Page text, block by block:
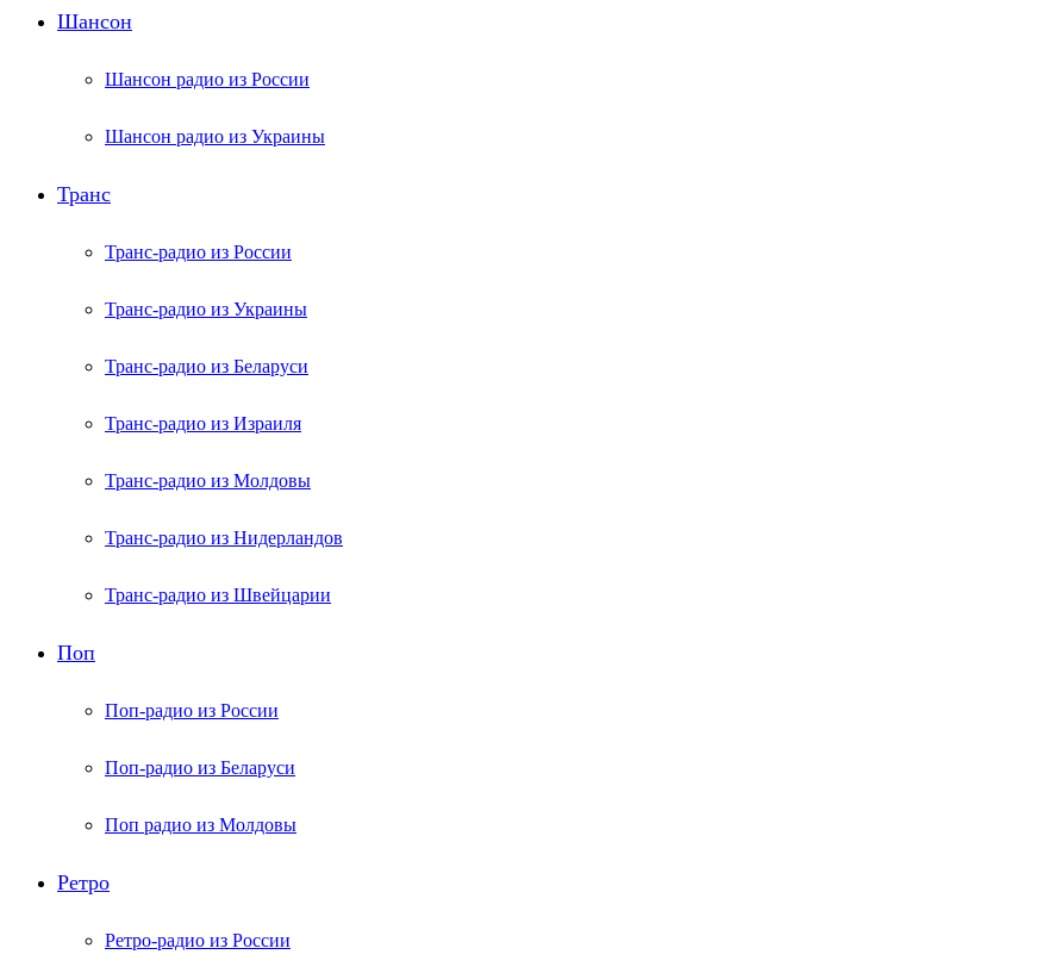
Шансон
Шансон радио из России
Шансон радио из Украины
Транс
Транс-радио из России
Транс-радио из Украины
Транс-радио из Беларуси
Транс-радио из Израиля
Транс-радио из Молдовы
Транс-радио из Нидерландов
Транс-радио из Швейцарии
Поп
Поп-радио из России
Поп-радио из Беларуси
Поп радио из Молдовы
Ретро
Ретро-радио из России